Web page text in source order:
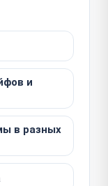
и
в разных